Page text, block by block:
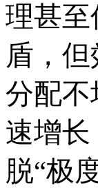
理甚至
盾，
分配不
速增长
脱“极